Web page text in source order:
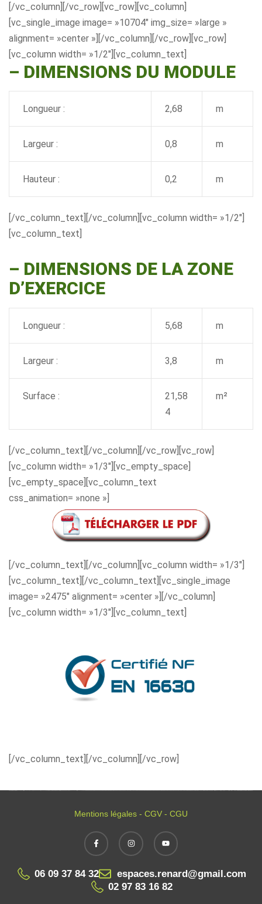
[/vc_column][/vc_row][vc_row][vc_column]
[vc_single_image image= »10704″ img_size= »large »
alignment= »center »][/vc_column][/vc_row][vc_row]
[vc_column width= »1/2″][vc_column_text]
– DIMENSIONS DU MODULE
Longueur : 2,68 m
Largeur : 0,8 m
Hauteur : 0,2 m
[/vc_column_text][/vc_column][vc_column width= »1/2″]
[vc_column_text]
– DIMENSIONS DE LA ZONE
D’EXERCICE
Longueur : 5,68 m
Largeur : 3,8 m
Surface :
21,58
4
m²
[/vc_column_text][/vc_column][/vc_row][vc_row]
[vc_column width= »1/3″][vc_empty_space]
[vc_empty_space][vc_column_text
css_animation= »none »]
[/vc_column_text][/vc_column][vc_column width= »1/3″]
[vc_column_text][/vc_column_text][vc_single_image
image= »2475″ alignment= »center »][/vc_column]
[vc_column width= »1/3″][vc_column_text]
[/vc_column_text][/vc_column][/vc_row]
Mentions légales - CGV - CGU
06 09 37 84 32
espaces.renard@gmail.com
02 97 83 16 82